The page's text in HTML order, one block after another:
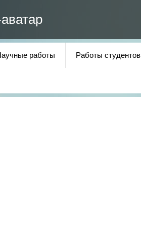
работы Работы студентов